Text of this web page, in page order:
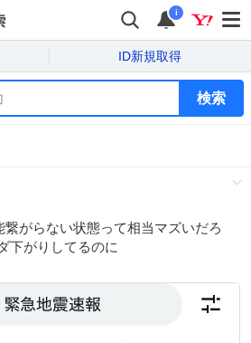
i
ID新規取得
検索
がらない状態って相当マズいだろ
下がりしてるのに